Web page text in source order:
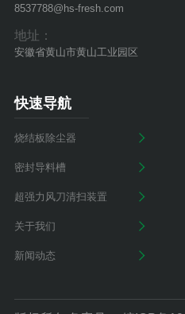
8537788@hs-fresh.com
地址：
安徽省黄山市黄山工业园区
快速导航
烧结板除尘器
密封导料槽
超强力风刀清扫装置
关于我们
新闻动态